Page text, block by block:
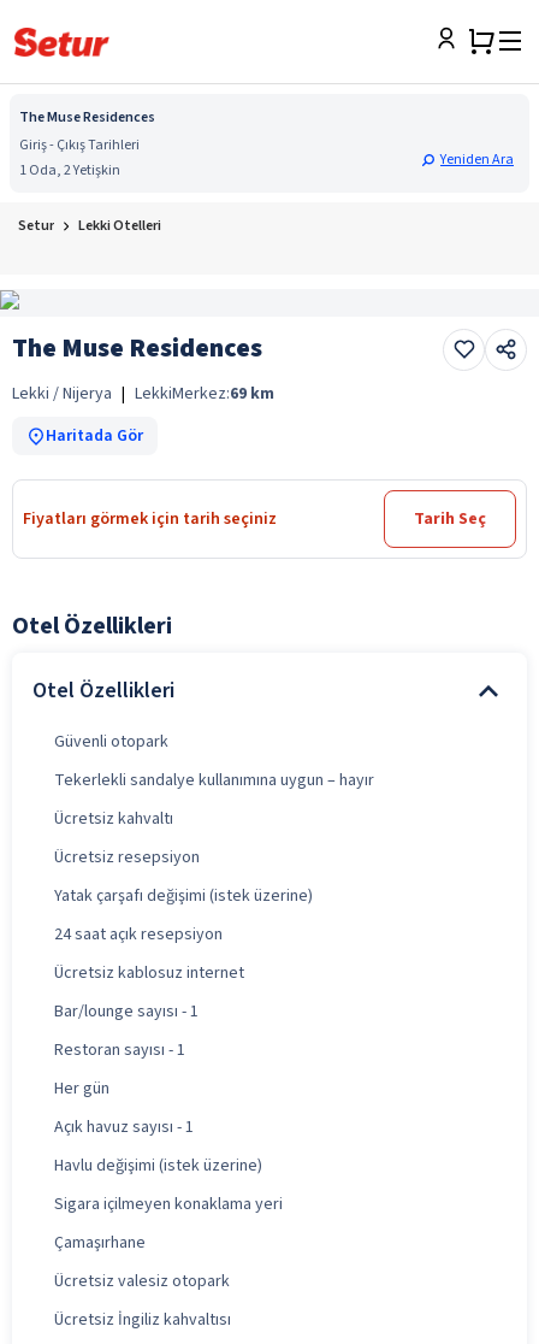
The Muse Residences
Giriş - Çıkış Tarihleri
1 Oda, 2 Yetişkin
Yeniden Ara
Setur Lekki Otelleri
The Muse Residences
Lekki / Nijerya | LekkiMerkez:69 km
Haritada Gör
Fiyatları görmek için tarih seçiniz Tarih Seç
Otel Özellikleri
Otel Özellikleri
Güvenli otopark
Tekerlekli sandalye kullanımına uygun – hayır
Ücretsiz kahvaltı
Ücretsiz resepsiyon
Yatak çarşafı değişimi (istek üzerine)
24 saat açık resepsiyon
Ücretsiz kablosuz internet
Bar/lounge sayısı - 1
Restoran sayısı - 1
Her gün
Açık havuz sayısı - 1
Havlu değişimi (istek üzerine)
Sigara içilmeyen konaklama yeri
Çamaşırhane
Ücretsiz valesiz otopark
Ücretsiz İngiliz kahvaltısı